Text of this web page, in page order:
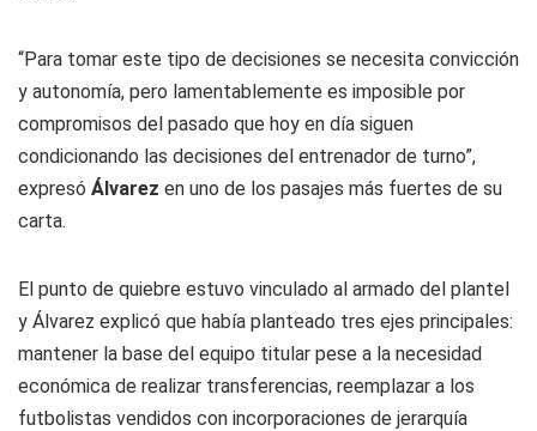
“Para tomar este tipo de decisiones se necesita convicción
y autonomía, pero lamentablemente es imposible por
compromisos del pasado que hoy en día siguen
condicionando las decisiones del entrenador de turno”,
expresó Álvarez en uno de los pasajes más fuertes de su
carta.
El punto de quiebre estuvo vinculado al armado del plantel
y Álvarez explicó que había planteado tres ejes principales:
mantener la base del equipo titular pese a la necesidad
económica de realizar transferencias, reemplazar a los
futbolistas vendidos con incorporaciones de jerarquía